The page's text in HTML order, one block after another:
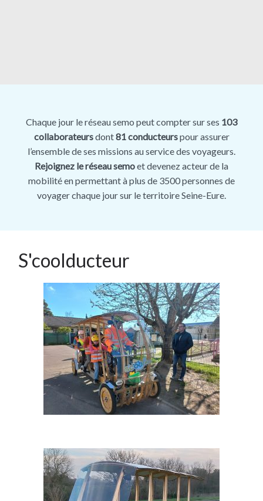
Chaque jour le réseau semo peut compter sur ses 103
collaborateursdont81 conducteurspour assurer
l’ensemble de ses missions au service des voyageurs.
Rejoignez le réseau semoet devenez acteur de la
mobilité en permettant à plus de 3500 personnes de
voyager chaque jour sur le territoire Seine-Eure.
S'coolducteur